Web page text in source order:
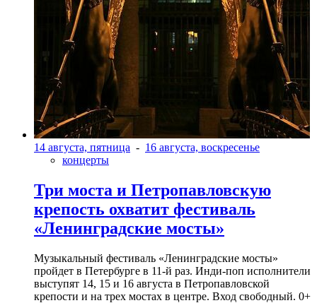
14 августа, пятница - 16 августа, воскресенье
концерты
Три моста и Петропавловскую
крепость охватит фестиваль
«Ленинградские мосты»
Музыкальный фестиваль «Ленинградские мосты»
пройдет в Петербурге в 11-й раз. Инди-поп исполнители
выступят 14, 15 и 16 августа в Петропавловской
крепости и на трех мостах в центре. Вход свободный. 0+